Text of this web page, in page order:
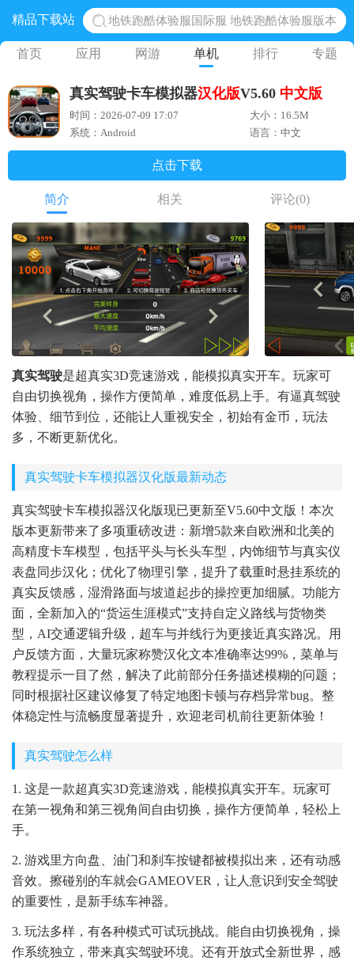
精品下载站
地铁跑酷体验服国际服 地铁跑酷体验服版本
网易光遇手游正版 点亮星空共庆周年
黎明觉醒生机腾讯正版 黎明觉醒生机国际服
蛋仔派对下载 蛋仔派对体验服
奥特曼王者传奇 正版奥特曼游戏
首页 应用 网游 单机 排行 专题
真实驾驶卡车模拟器汉化版V5.60 中文版
时间：2026-07-09 17:07
大小：16.5M
系统：Android
语言：中文
点击下载
简介 相关 评论(0)
真实驾驶是超真实3D竞速游戏，能模拟真实开车。玩家可
自由切换视角，操作方便简单，难度低易上手。有逼真驾驶
体验、细节到位，还能让人重视安全，初始有金币，玩法
多，不断更新优化。
真实驾驶卡车模拟器汉化版最新动态
真实驾驶卡车模拟器汉化版现已更新至V5.60中文版！本次
版本更新带来了多项重磅改进：新增5款来自欧洲和北美的
高精度卡车模型，包括平头与长头车型，内饰细节与真实仪
表盘同步汉化；优化了物理引擎，提升了载重时悬挂系统的
真实反馈感，湿滑路面与坡道起步的操控更加细腻。功能方
面，全新加入的“货运生涯模式”支持自定义路线与货物类
型，AI交通逻辑升级，超车与并线行为更接近真实路况。用
户反馈方面，大量玩家称赞汉化文本准确率达99%，菜单与
教程提示一目了然，解决了此前部分任务描述模糊的问题；
同时根据社区建议修复了特定地图卡顿与存档异常bug。整
体稳定性与流畅度显著提升，欢迎老司机前往更新体验！
真实驾驶怎么样
1. 这是一款超真实3D竞速游戏，能模拟真实开车。玩家可
在第一视角和第三视角间自由切换，操作方便简单，轻松上
手。
2. 游戏里方向盘、油门和刹车按键都被模拟出来，还有动感
音效。擦碰别的车就会GAMEOVER，让人意识到安全驾驶
的重要性，是新手练车神器。
3. 玩法多样，有各种模式可试玩挑战。能自由切换视角，操
作系统独立，带来真实驾驶环境。还有开放式全新世界，感